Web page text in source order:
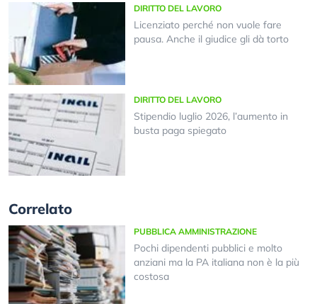
DIRITTO DEL LAVORO
Licenziato perché non vuole fare
pausa. Anche il giudice gli dà torto
DIRITTO DEL LAVORO
Stipendio luglio 2026, l’aumento in
busta paga spiegato
Correlato
PUBBLICA AMMINISTRAZIONE
Pochi dipendenti pubblici e molto
anziani ma la PA italiana non è la più
costosa